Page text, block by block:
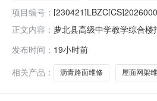
项目编号：
正文内容： 萝北县高级中学教学综合
容更正内容：原公告的获
发布时间： 19小时前
相关产品：
沥青路面维修 屋面网架